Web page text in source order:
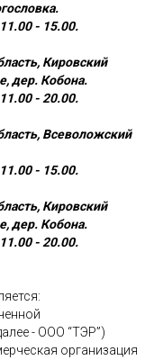
- 15.00.
Кировский
дер. Кобона.
- 20.00.
Всеволожский
- 15.00.
Кировский
дер. Кобона.
- 20.00.
- ООО “ТЭР”)
организация